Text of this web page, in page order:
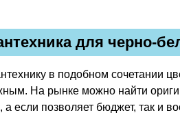
для черно-
в подобном сочетании
На рынке можно найти
если позволяет бюджет, так и